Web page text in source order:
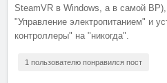
SteamVR в Windows, а в самой ВР),
"Управление электропитанием" и
контроллеры" на "никогда".
1 пользователю понравился пост